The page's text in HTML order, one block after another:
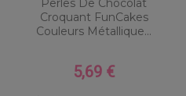
Perles De Chocolat
Croquant FunCakes
Couleurs Métallique...
Prix
5,69 €